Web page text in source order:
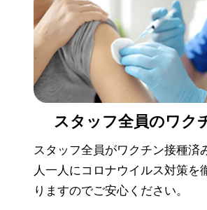
スタッフ全員のワク
スタッフ全員がワクチン接種済
人一人にコロナウイルス対策を
りますのでご安心ください。